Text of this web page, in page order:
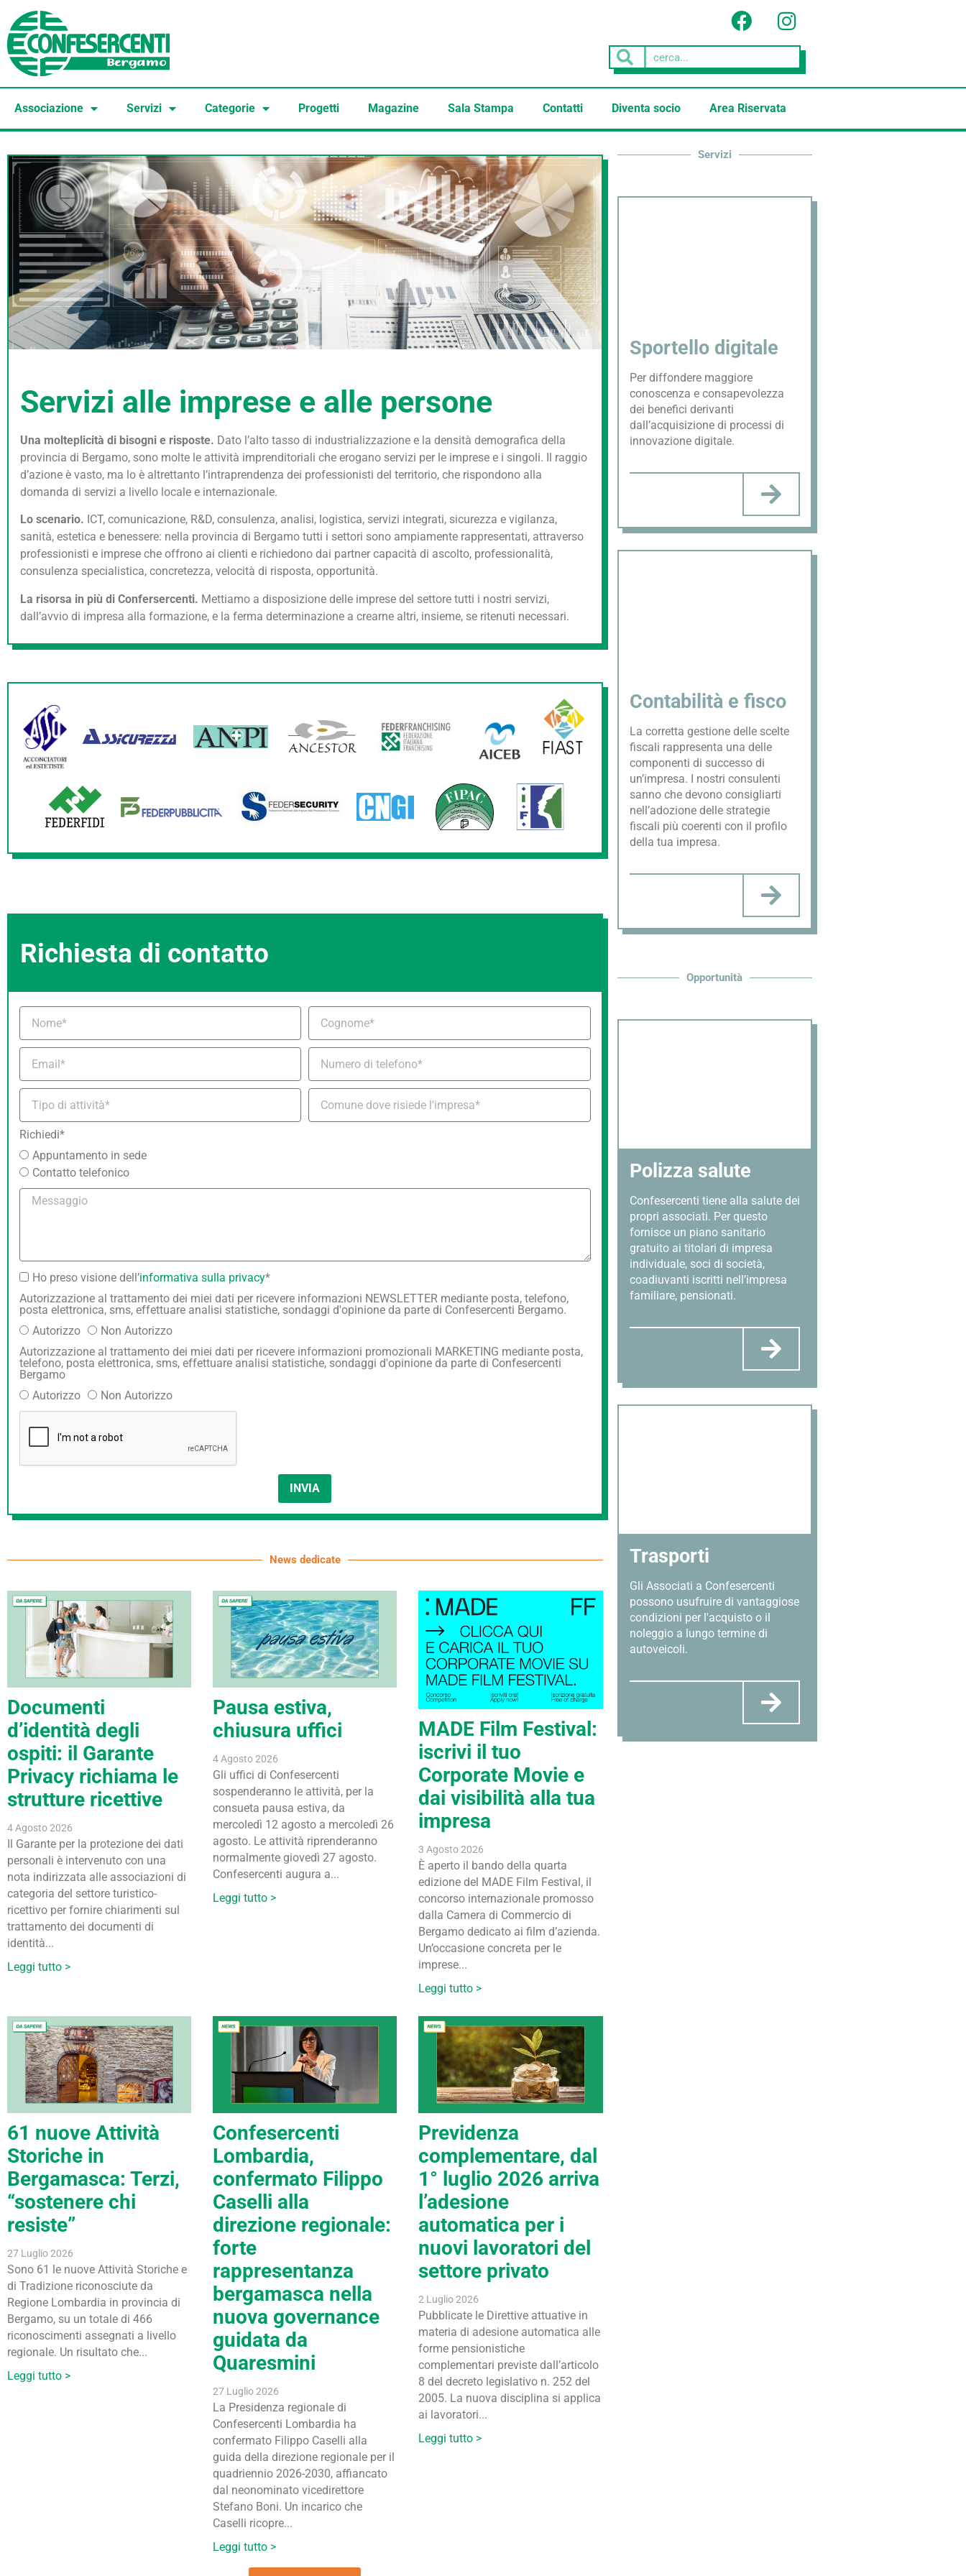
Associazione Servizi Categorie Progetti Magazine Sala Stampa Contatti Diventa socio Area Riservata
Servizi alle imprese e alle persone
Una molteplicità di bisogni e risposte. Dato l’alto tasso di industrializzazione e la densità demografica della
provincia di Bergamo, sono molte le attività imprenditoriali che erogano servizi per le imprese e i singoli. Il raggio
d’azione è vasto, ma lo è altrettanto l’intraprendenza dei professionisti del territorio, che rispondono alla
domanda di servizi a livello locale e internazionale.
Lo scenario. ICT, comunicazione, R&D, consulenza, analisi, logistica, servizi integrati, sicurezza e vigilanza,
sanità, estetica e benessere: nella provincia di Bergamo tutti i settori sono ampiamente rappresentati, attraverso
professionisti e imprese che offrono ai clienti e richiedono dai partner capacità di ascolto, professionalità,
consulenza specialistica, concretezza, velocità di risposta, opportunità.
La risorsa in più di Confersercenti. Mettiamo a disposizione delle imprese del settore tutti i nostri servizi,
dall’avvio di impresa alla formazione, e la ferma determinazione a crearne altri, insieme, se ritenuti necessari.
Richiesta di contatto
Richiedi*
Appuntamento in sede
Contatto telefonico
Ho preso visione dell’informativa sulla privacy*
Autorizzazione al trattamento dei miei dati per ricevere informazioni NEWSLETTER mediante posta, telefono,
posta elettronica, sms, effettuare analisi statistiche, sondaggi d'opinione da parte di Confesercenti Bergamo.
Autorizzo
Non Autorizzo
Autorizzazione al trattamento dei miei dati per ricevere informazioni promozionali MARKETING mediante posta,
telefono, posta elettronica, sms, effettuare analisi statistiche, sondaggi d'opinione da parte di Confesercenti
Bergamo
Autorizzo
Non Autorizzo
INVIA
News dedicate
Documenti
d’identità degli
ospiti: il Garante
Privacy richiama le
strutture ricettive
4 Agosto 2026
Il Garante per la protezione dei dati
personali è intervenuto con una
nota indirizzata alle associazioni di
categoria del settore turistico-
ricettivo per fornire chiarimenti sul
trattamento dei documenti di
identità...
Leggi tutto >
Pausa estiva,
chiusura uffici
4 Agosto 2026
Gli uffici di Confesercenti
sospenderanno le attività, per la
consueta pausa estiva, da
mercoledì 12 agosto a mercoledì 26
agosto. Le attività riprenderanno
normalmente giovedì 27 agosto.
Confesercenti augura a...
Leggi tutto >
MADE Film Festival:
iscrivi il tuo
Corporate Movie e
dai visibilità alla tua
impresa
3 Agosto 2026
È aperto il bando della quarta
edizione del MADE Film Festival, il
concorso internazionale promosso
dalla Camera di Commercio di
Bergamo dedicato ai film d’azienda.
Un’occasione concreta per le
imprese...
Leggi tutto >
61 nuove Attività
Storiche in
Bergamasca: Terzi,
“sostenere chi
resiste”
27 Luglio 2026
Sono 61 le nuove Attività Storiche e
di Tradizione riconosciute da
Regione Lombardia in provincia di
Bergamo, su un totale di 466
riconoscimenti assegnati a livello
regionale. Un risultato che...
Leggi tutto >
Confesercenti
Lombardia,
confermato Filippo
Caselli alla
direzione regionale:
forte
rappresentanza
bergamasca nella
nuova governance
guidata da
Quaresmini
27 Luglio 2026
La Presidenza regionale di
Confesercenti Lombardia ha
confermato Filippo Caselli alla
guida della direzione regionale per il
quadriennio 2026-2030, affiancato
dal neonominato vicedirettore
Stefano Boni. Un incarico che
Caselli ricopre...
Leggi tutto >
Previdenza
complementare, dal
1° luglio 2026 arriva
l’adesione
automatica per i
nuovi lavoratori del
settore privato
2 Luglio 2026
Pubblicate le Direttive attuative in
materia di adesione automatica alle
forme pensionistiche
complementari previste dall’articolo
8 del decreto legislativo n. 252 del
2005. La nuova disciplina si applica
ai lavoratori...
Leggi tutto >
Servizi
Sportello digitale
Per diffondere maggiore
conoscenza e consapevolezza
dei benefici derivanti
dall’acquisizione di processi di
innovazione digitale.
Contabilità e fisco​
La corretta gestione delle scelte
fiscali rappresenta una delle
componenti di successo di
un’impresa. I nostri consulenti
sanno che devono consigliarti
nell’adozione delle strategie
fiscali più coerenti con il profilo
della tua impresa.
Opportunità
Polizza salute
Confesercenti tiene alla salute dei
propri associati. Per questo
fornisce un piano sanitario
gratuito ai titolari di impresa
individuale, soci di società,
coadiuvanti iscritti nell’impresa
familiare, pensionati.
Trasporti
Gli Associati a Confesercenti
possono usufruire di vantaggiose
condizioni per l'acquisto o il
noleggio a lungo termine di
autoveicoli.